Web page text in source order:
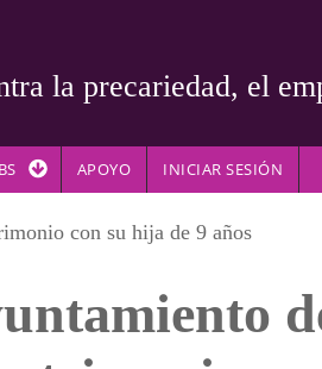
la precariedad, el
APOYO INICIAR SESIÓN
con su hija de 9 años